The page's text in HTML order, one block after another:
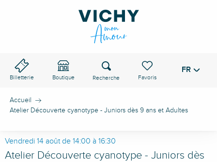
Billetterie Boutique
Voir les favoris
Recherche FR
Accueil
Atelier Découverte cyanotype - Juniors dès 9 ans et Adultes
Vendredi 14 août de 14:00 à 16:30
Atelier Découverte cyanotype - Juniors dès